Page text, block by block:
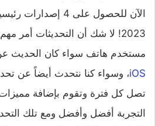
الآن للحصول على 4
2023!
لا شك أن التحديثات أمر مهم
مستخدم هاتف سواء كان الحديث
iOS، وسواء كنا نتحدث أيضاً عن
تصل كل فترة وتقوم بإضافة
التجربة أفضل وأفضل ومع تلك